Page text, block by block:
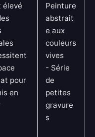
élevé
pour
en
Peinture
abstrait
e aux
couleurs
vives
- Série
de
petites
gravure
s